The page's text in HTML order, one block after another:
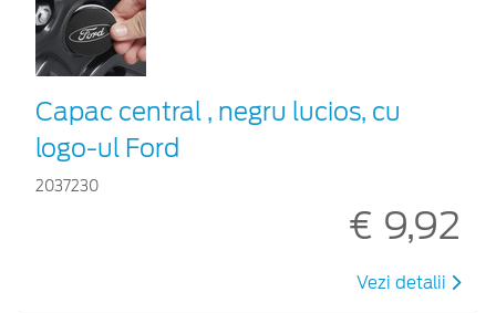
Capac central , negru lucios, cu
logo-ul Ford
2037230
€ 9,92
Vezi detalii